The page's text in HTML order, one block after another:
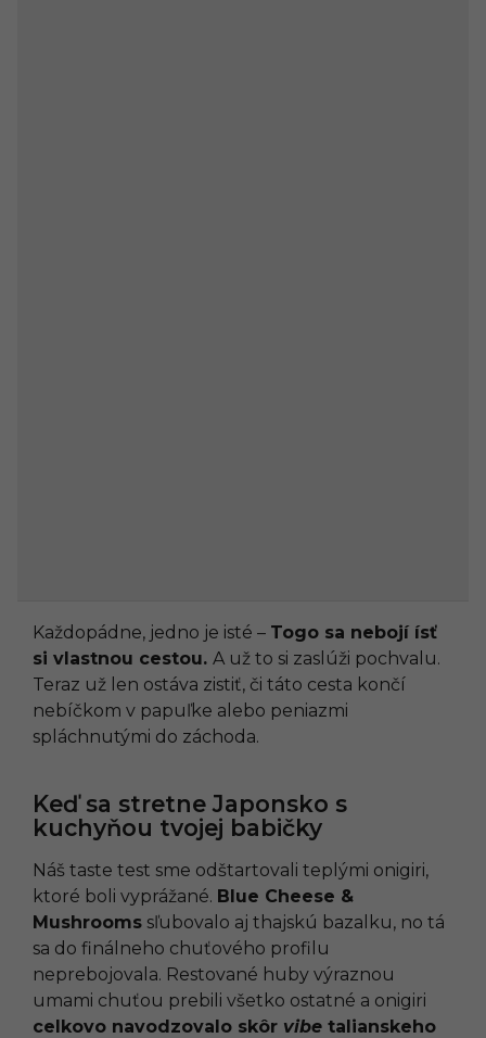
Každopádne, jedno je isté – Togo sa nebojí ísť
si vlastnou cestou. A už to si zaslúži pochvalu.
Teraz už len ostáva zistiť, či táto cesta končí
nebíčkom v papuľke alebo peniazmi
spláchnutými do záchoda.
Keď sa stretne Japonsko s
kuchyňou tvojej babičky
Náš taste test sme odštartovali teplými onigiri,
ktoré boli vyprážané. Blue Cheese &
Mushrooms sľubovalo aj thajskú bazalku, no tá
sa do finálneho chuťového profilu
neprebojovala. Restované huby výraznou
umami chuťou prebili všetko ostatné a onigiri
celkovo navodzovalo skôr vibe talianskeho